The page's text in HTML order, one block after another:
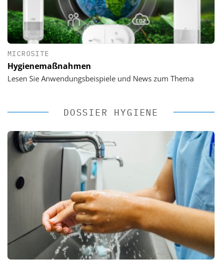
MICROSITE
Hygienemaßnahmen
Lesen Sie Anwendungsbeispiele und News zum Thema
DOSSIER HYGIENE